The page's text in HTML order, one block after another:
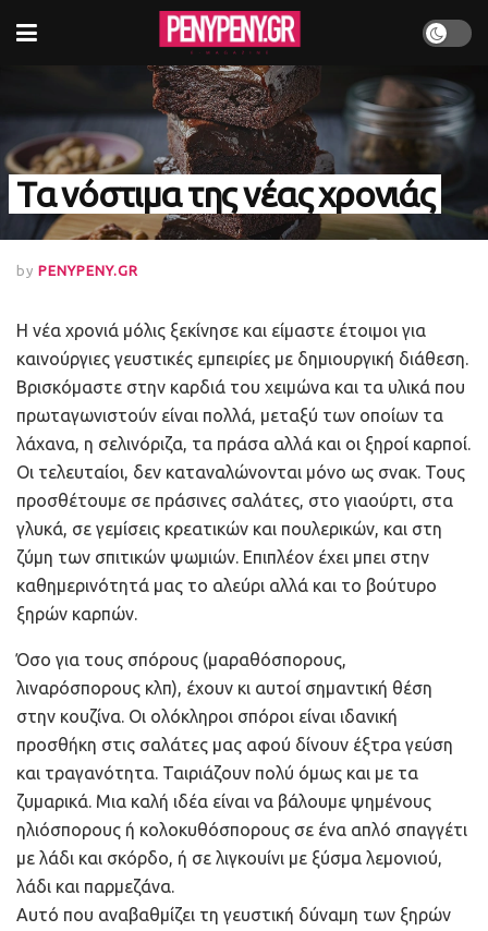
Τα νόστιμα της νέας χρονιάς
by PENYPENY.GR
Η νέα χρονιά μόλις ξεκίνησε και είμαστε έτοιμοι για
καινούργιες γευστικές εμπειρίες με δημιουργική διάθεση.
Βρισκόμαστε στην καρδιά του χειμώνα και τα υλικά που
πρωταγωνιστούν είναι πολλά, μεταξύ των οποίων τα
λάχανα, η σελινόριζα, τα πράσα αλλά και οι ξηροί καρποί.
Οι τελευταίοι, δεν καταναλώνονται μόνο ως σνακ. Τους
προσθέτουμε σε πράσινες σαλάτες, στο γιαούρτι, στα
γλυκά, σε γεμίσεις κρεατικών και πουλερικών, και στη
ζύμη των σπιτικών ψωμιών. Επιπλέον έχει μπει στην
καθημερινότητά μας το αλεύρι αλλά και το βούτυρο
ξηρών καρπών.
Όσο για τους σπόρους (μαραθόσπορους,
λιναρόσπορους κλπ), έχουν κι αυτοί σημαντική θέση
στην κουζίνα. Οι ολόκληροι σπόροι είναι ιδανική
προσθήκη στις σαλάτες μας αφού δίνουν έξτρα γεύση
και τραγανότητα. Ταιριάζουν πολύ όμως και με τα
ζυμαρικά. Μια καλή ιδέα είναι να βάλουμε ψημένους
ηλιόσπορους ή κολοκυθόσπορους σε ένα απλό σπαγγέτι
με λάδι και σκόρδο, ή σε λιγκουίνι με ξύσμα λεμονιού,
λάδι και παρμεζάνα.
Αυτό που αναβαθμίζει τη γευστική δύναμη των ξηρών